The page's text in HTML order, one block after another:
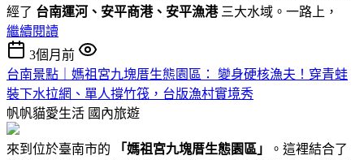
經了 台南運河、安平商港、安平漁港三大水域。一路上，
繼續閱讀
3個月前
台南景點｜媽祖宮九塊厝生態園區： 變身硬核漁夫！穿青蛙
裝下水拉網、單人撐竹筏，台版漁村實境秀
帆帆貓愛生活 國內旅遊
來到位於臺南市的 「媽祖宮九塊厝生態園區」
。這裡結合了